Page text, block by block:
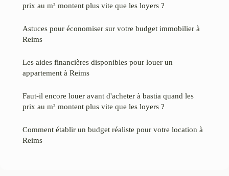
prix au m² montent plus vite que les loyers ?
Astuces pour économiser sur votre budget immobilier à
Reims
Les aides financières disponibles pour louer un
appartement à Reims
Faut-il encore louer avant d'acheter à bastia quand les
prix au m² montent plus vite que les loyers ?
Comment établir un budget réaliste pour votre location à
Reims